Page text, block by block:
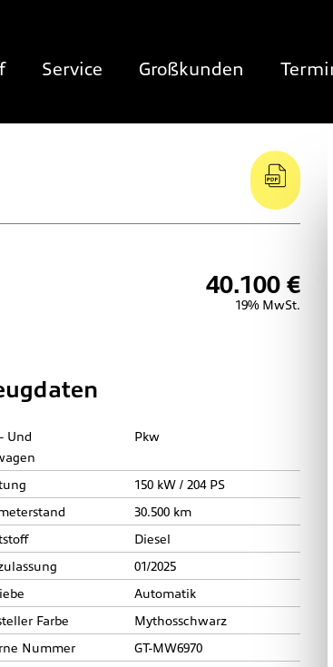
Service Großkunden
40.100 €
19% MwSt.
Und
Pkw
150 kW / 204 PS
30.500 km
Diesel
01/2025
Automatik
Farbe
Mythosschwarz
Nummer
GT-MW6970